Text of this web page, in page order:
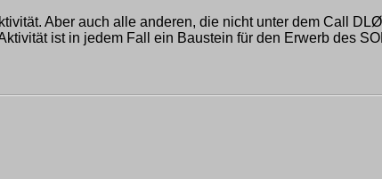
Aber auch alle anderen, die nicht unter dem Call
ist in jedem Fall ein Baustein für den Erwerb des